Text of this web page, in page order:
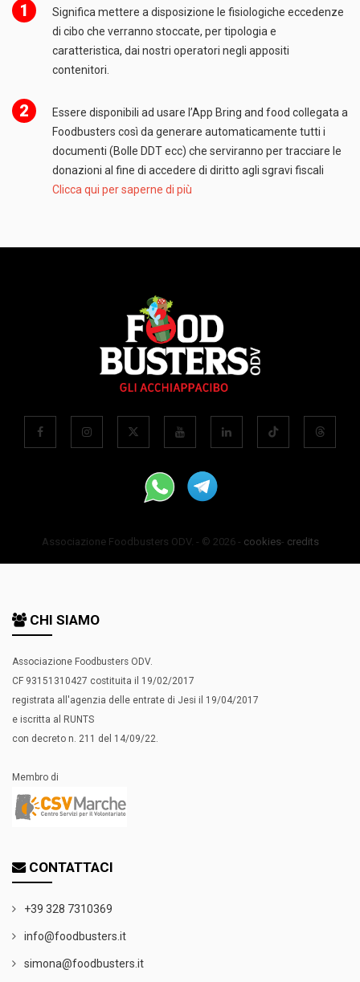
1
Significa mettere a disposizione le fisiologiche eccedenze
di cibo che verranno stoccate, per tipologia e
caratteristica, dai nostri operatori negli appositi
contenitori.
2
Essere disponibili ad usare l’App Bring and food collegata a
Foodbusters così da generare automaticamente tutti i
documenti (Bolle DDT ecc) che serviranno per tracciare le
donazioni al fine di accedere di diritto agli sgravi fiscali
Clicca qui per saperne di più
Associazione Foodbusters ODV. - © 2026 - cookies- credits
CHI SIAMO
Associazione Foodbusters ODV.
CF 93151310427 costituita il 19/02/2017
registrata all'agenzia delle entrate di Jesi il 19/04/2017
e iscritta al RUNTS
con decreto n. 211 del 14/09/22.
Membro di
CONTATTACI
+39 328 7310369
info@foodbusters.it
simona@foodbusters.it